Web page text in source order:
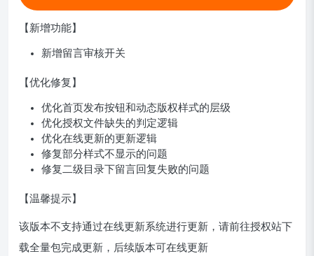
【新增功能】
新增留言审核开关
【优化修复】
优化首页发布按钮和动态版权样式的层级
优化授权文件缺失的判定逻辑
优化在线更新的更新逻辑
修复部分样式不显示的问题
修复二级目录下留言回复失败的问题
【温馨提示】
该版本不支持通过在线更新系统进行更新，请前往授权站下
载全量包完成更新，后续版本可在线更新